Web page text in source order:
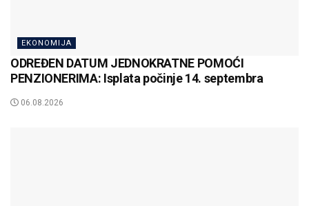
EKONOMIJA
ODREĐEN DATUM JEDNOKRATNE POMOĆI
PENZIONERIMA: Isplata počinje 14. septembra
06.08.2026